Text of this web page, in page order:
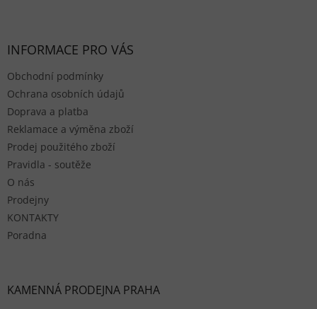
INFORMACE PRO VÁS
Obchodní podmínky
Ochrana osobních údajů
Doprava a platba
Reklamace a výměna zboží
Prodej použitého zboží
Pravidla - soutěže
O nás
Prodejny
KONTAKTY
Poradna
KAMENNÁ PRODEJNA PRAHA